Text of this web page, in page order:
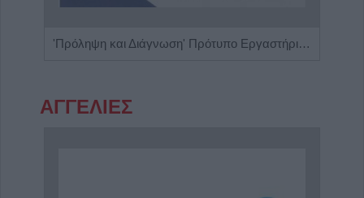
'Πρόληψη και Διάγνωση' Πρότυπο Εργαστήριο Μικροβιολογίας - Βιοπαθολογίας
ΑΓΓΕΛΙΕΣ